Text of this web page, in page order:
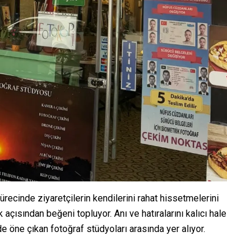
ziyaretçilerin kendilerini rahat hissetmelerini
beğeni topluyor. Anı ve hatıralarını kalıcı hale
çıkan fotoğraf stüdyoları arasında yer alıyor.